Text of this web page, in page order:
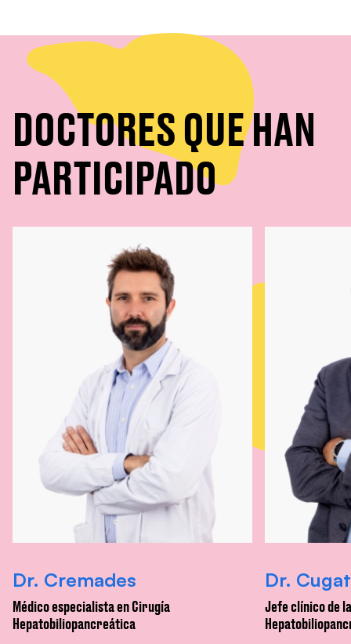
DOCTORES QUE HAN
PARTICIPADO
Dr. Cremades
Médico especialista en Cirugía
Hepatobiliopancreática
Dr. Cugat
Jefe clínico de